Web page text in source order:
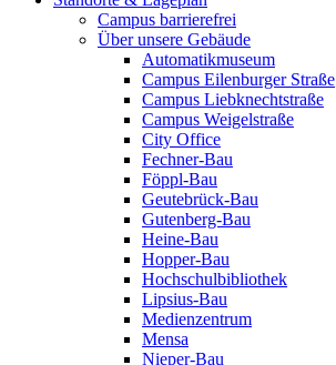
Campus barrierefrei
Über unsere Gebäude
Automatikmuseum
Campus Eilenburger Straße
Campus Liebknechtstraße
Campus Weigelstraße
City Office
Fechner-Bau
Föppl-Bau
Geutebrück-Bau
Gutenberg-Bau
Heine-Bau
Hopper-Bau
Hochschulbibliothek
Lipsius-Bau
Medienzentrum
Mensa
Nieper-Bau